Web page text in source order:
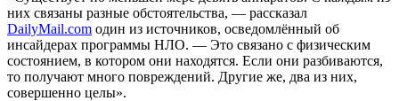
них связаны разные обстоятельства, — рассказал
DailyMail.com один из источников, осведомлённый об
инсайдерах программы НЛО. — Это связано с физическим
состоянием, в котором они находятся. Если они разбиваются,
то получают много повреждений. Другие же, два из них,
совершенно целы».